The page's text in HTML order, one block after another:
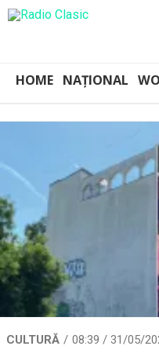
HOME NAȚIONAL
CULTURĂ 08:39 / 31/05/